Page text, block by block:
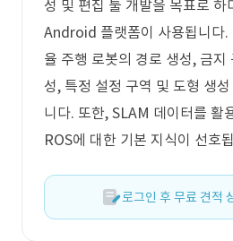
성 및 편집 툴 개발을 목표로 하
Android 플랫폼이 사용됩니다.
율 주행 로봇의 경로 생성, 금지
성, 특정 설정 구역 및 도형 생
니다. 또한, SLAM 데이터를 활
ROS에 대한 기본 지식이 선호
로그인 후 무료 견적